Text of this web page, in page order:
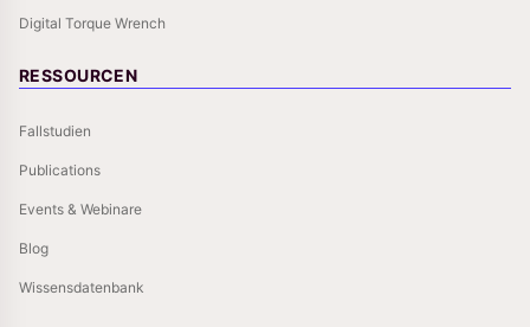
Digital Torque Wrench
RESSOURCEN
Fallstudien
Publications
Events & Webinare
Blog
Wissensdatenbank